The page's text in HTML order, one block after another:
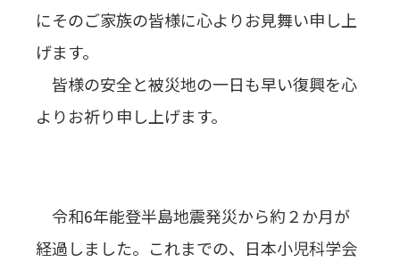
にそのご家族の皆様に心よりお見舞い申し上
げます。
皆様の安全と被災地の一日も早い復興を心
よりお祈り申し上げます。
令和6年能登半島地震発災から約２か月が
経過しました。これまでの、日本小児科学会